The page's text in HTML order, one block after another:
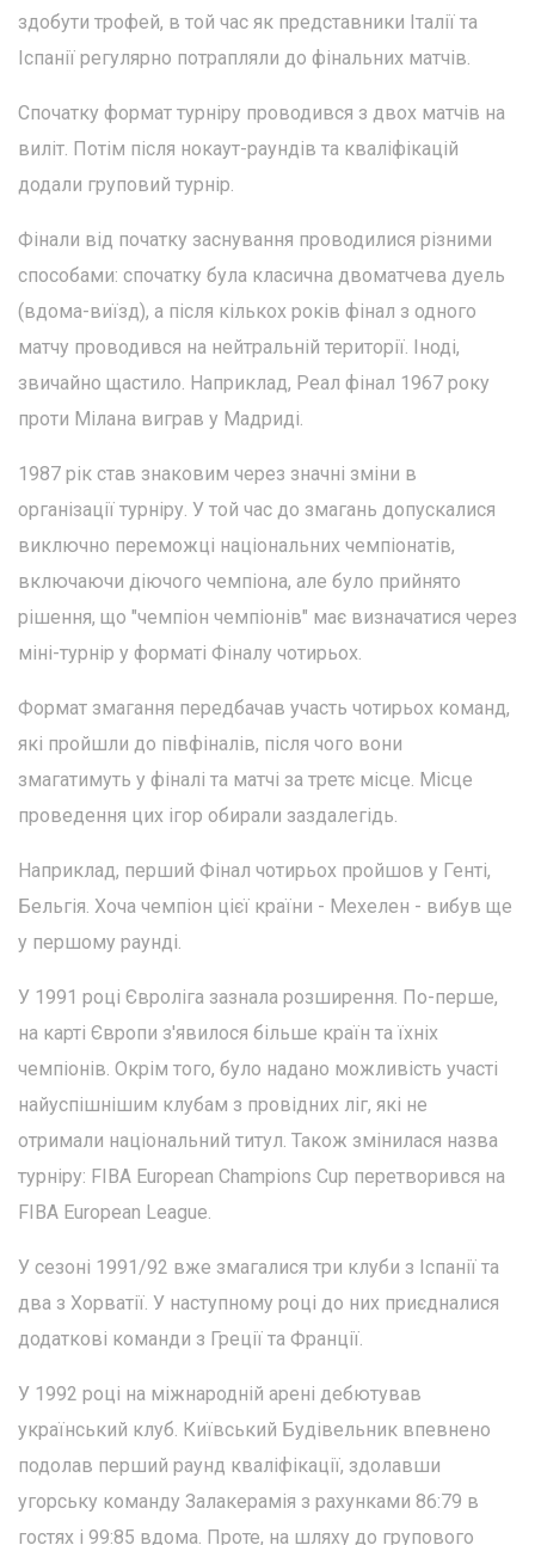
здобути трофей, в той час як представники Італії та
Іспанії регулярно потрапляли до фінальних матчів.
Спочатку формат турніру проводився з двох матчів на
виліт. Потім після нокаут-раундів та кваліфікацій
додали груповий турнір.
Фінали від початку заснування проводилися різними
способами: спочатку була класична двоматчева дуель
(вдома-виїзд), а після кількох років фінал з одного
матчу проводився на нейтральній території. Іноді,
звичайно щастило. Наприклад, Реал фінал 1967 року
проти Мілана виграв у Мадриді.
1987 рік став знаковим через значні зміни в
організації турніру. У той час до змагань допускалися
виключно переможці національних чемпіонатів,
включаючи діючого чемпіона, але було прийнято
рішення, що "чемпіон чемпіонів" має визначатися через
міні-турнір у форматі Фіналу чотирьох.
Формат змагання передбачав участь чотирьох команд,
які пройшли до півфіналів, після чого вони
змагатимуть у фіналі та матчі за третє місце. Місце
проведення цих ігор обирали заздалегідь.
Наприклад, перший Фінал чотирьох пройшов у Генті,
Бельгія. Хоча чемпіон цієї країни - Мехелен - вибув ще
у першому раунді.
У 1991 році Євроліга зазнала розширення. По-перше,
на карті Європи з'явилося більше країн та їхніх
чемпіонів. Окрім того, було надано можливість участі
найуспішнішим клубам з провідних ліг, які не
отримали національний титул. Також змінилася назва
турніру: FIBA European Champions Cup перетворився на
FIBA European League.
У сезоні 1991/92 вже змагалися три клуби з Іспанії та
два з Хорватії. У наступному році до них приєдналися
додаткові команди з Греції та Франції.
У 1992 році на міжнародній арені дебютував
український клуб. Київський Будівельник впевнено
подолав перший раунд кваліфікації, здолавши
угорську команду Залакерамія з рахунками 86:79 в
гостях і 99:85 вдома. Проте, на шляху до групового